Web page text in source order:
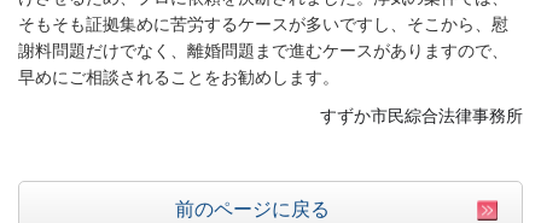
そもそも証拠集めに苦労するケースが多いですし、そこから、慰
謝料問題だけでなく、離婚問題まで進むケースがありますので、
早めにご相談されることをお勧めします。
すずか市民綜合法律事務所
前のページに戻る